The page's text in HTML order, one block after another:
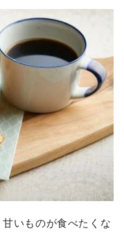
りおいしいチョコレート
ファッションハニー
らないハニーチュロ
の組み合わせはこれ！
いものが食べたくな